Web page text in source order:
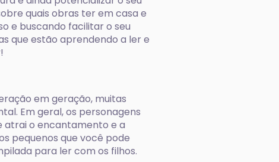
quais obras ter em casa e
e buscando facilitar o seu
que estão aprendendo a ler e
em geração, muitas
Em geral, os personagens
atrai o encantamento e a
pequenos que você pode
para ler com os filhos.